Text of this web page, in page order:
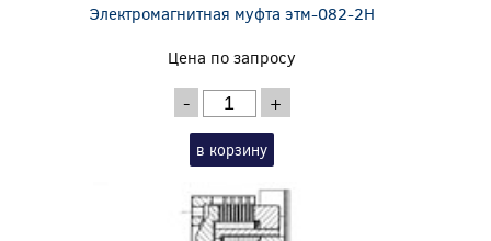
Электромагнитная муфта этм-082-2Н
Цена по запросу
- +
в корзину